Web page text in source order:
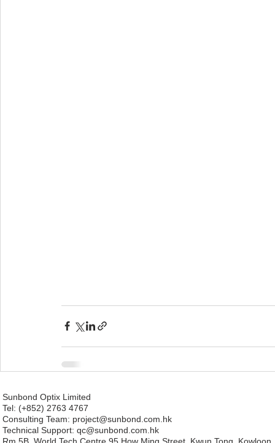
Sunbond Optix Limited
Tel: (+852) 2763 4767
Consulting Team: project@sunbond.com.hk
Technical Support: qc@sunbond.com.hk
Rm 5B, World Tech Centre,95 How Ming Street, Kwun Tong,